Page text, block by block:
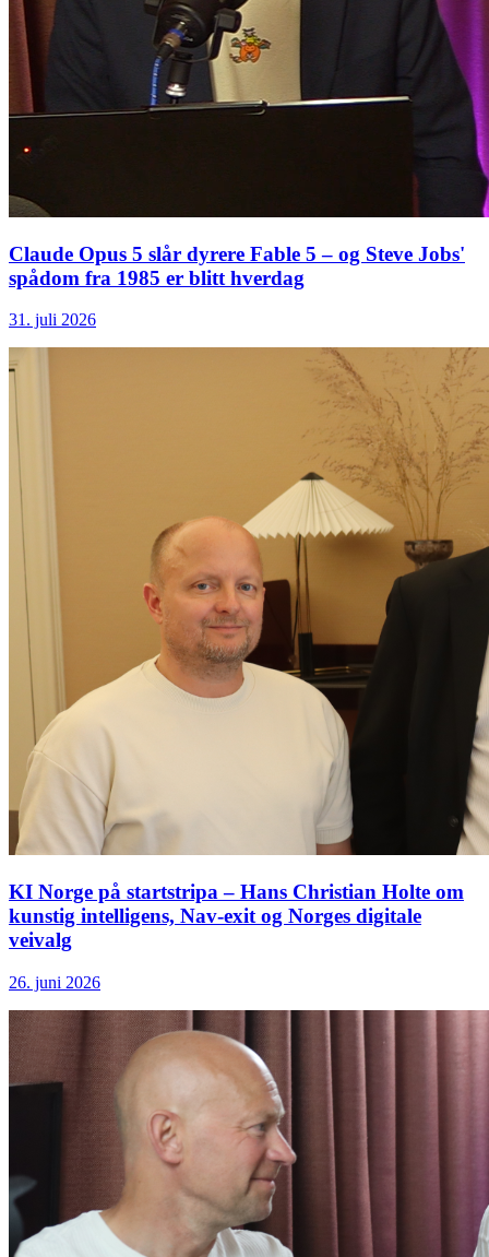
Claude Opus 5 slår dyrere Fable 5 – og Steve Jobs'
spådom fra 1985 er blitt hverdag
31. juli 2026
KI Norge på startstripa – Hans Christian Holte om
kunstig intelligens, Nav-exit og Norges digitale
veivalg
26. juni 2026